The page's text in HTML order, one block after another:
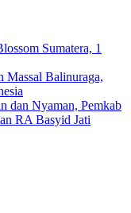
Sumatera, 1
Massal Balinuraga,
dan Nyaman, Pemkab
RA Basyid Jati